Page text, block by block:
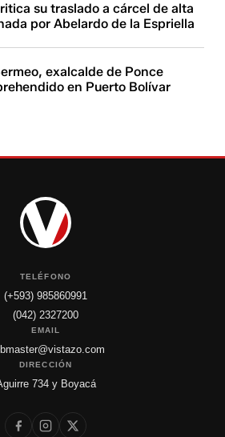
su traslado a cárcel de alta
por Abelardo de la Espriella
exalcalde de Ponce
en Puerto Bolívar
TELÉFONO
(+593) 985860991
(042) 2327200
EMAIL
DIRECCIÓN
734 y Boyacá